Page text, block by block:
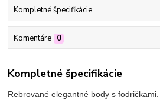
Kompletné špecifikácie
Komentáre 0
Kompletné špecifikácie
Rebrované elegantné body s